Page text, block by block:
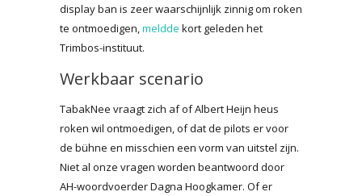
display ban is zeer waarschijnlijk zinnig om roken
te ontmoedigen,meldde kort geleden het
Trimbos-instituut.
Werkbaar scenario
TabakNee vraagt zich af of Albert Heijn heus
roken wil ontmoedigen, of dat de pilots er voor
de bühne en misschien een vorm van uitstel zijn.
Niet al onze vragen worden beantwoord door
AH-woordvoerder Dagna Hoogkamer. Of er